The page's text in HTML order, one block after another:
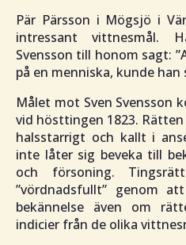
Pär Pärsson i Mögsjö i
intressant vittnesmål.
Svensson till honom sagt: ”
på en menniska, kunde han
Målet mot Sven Svensson
vid hösttingen 1823.
halsstarrigt och kallt i
inte låter sig beveka till
och försoning.
”vördnadsfullt” genom
bekännelse även om
indicier från de olika